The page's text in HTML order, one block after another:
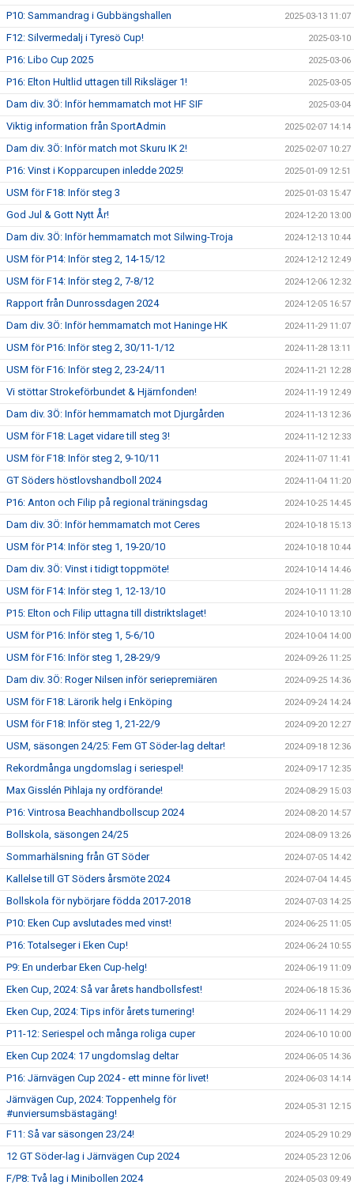
P10: Sammandrag i Gubbängshallen 2025-03-13 11:07
F12: Silvermedalj i Tyresö Cup! 2025-03-10
P16: Libo Cup 2025 2025-03-06
P16: Elton Hultlid uttagen till Riksläger 1! 2025-03-05
Dam div. 3Ö: Inför hemmamatch mot HF SIF 2025-03-04
Viktig information från SportAdmin 2025-02-07 14:14
Dam div. 3Ö: Inför match mot Skuru IK 2! 2025-02-07 10:27
P16: Vinst i Kopparcupen inledde 2025! 2025-01-09 12:51
USM för F18: Inför steg 3 2025-01-03 15:47
God Jul & Gott Nytt År! 2024-12-20 13:00
Dam div. 3Ö: Inför hemmamatch mot Silwing-Troja 2024-12-13 10:44
USM för P14: Inför steg 2, 14-15/12 2024-12-12 12:49
USM för F14: Inför steg 2, 7-8/12 2024-12-06 12:32
Rapport från Dunrossdagen 2024 2024-12-05 16:57
Dam div. 3Ö: Inför hemmamatch mot Haninge HK 2024-11-29 11:07
USM för P16: Inför steg 2, 30/11-1/12 2024-11-28 13:11
USM för F16: Inför steg 2, 23-24/11 2024-11-21 12:28
Vi stöttar Strokeförbundet & Hjärnfonden! 2024-11-19 12:49
Dam div. 3Ö: Inför hemmamatch mot Djurgården 2024-11-13 12:36
USM för F18: Laget vidare till steg 3! 2024-11-12 12:33
USM för F18: Inför steg 2, 9-10/11 2024-11-07 11:41
GT Söders höstlovshandboll 2024 2024-11-04 11:20
P16: Anton och Filip på regional träningsdag 2024-10-25 14:45
Dam div. 3Ö: Inför hemmamatch mot Ceres 2024-10-18 15:13
USM för P14: Inför steg 1, 19-20/10 2024-10-18 10:44
Dam div. 3Ö: Vinst i tidigt toppmöte! 2024-10-14 14:46
USM för F14: Inför steg 1, 12-13/10 2024-10-11 11:28
P15: Elton och Filip uttagna till distriktslaget! 2024-10-10 13:10
USM för P16: Inför steg 1, 5-6/10 2024-10-04 14:00
USM för F16: Inför steg 1, 28-29/9 2024-09-26 11:25
Dam div. 3Ö: Roger Nilsen inför seriepremiären 2024-09-25 14:36
USM för F18: Lärorik helg i Enköping 2024-09-24 14:24
USM för F18: Inför steg 1, 21-22/9 2024-09-20 12:27
USM, säsongen 24/25: Fem GT Söder-lag deltar! 2024-09-18 12:36
Rekordmånga ungdomslag i seriespel! 2024-09-17 12:35
Max Gisslén Pihlaja ny ordförande! 2024-08-29 15:03
P16: Vintrosa Beachhandbollscup 2024 2024-08-20 14:57
Bollskola, säsongen 24/25 2024-08-09 13:26
Sommarhälsning från GT Söder 2024-07-05 14:42
Kallelse till GT Söders årsmöte 2024 2024-07-04 14:45
Bollskola för nybörjare födda 2017-2018 2024-07-03 14:25
P10: Eken Cup avslutades med vinst! 2024-06-25 11:05
P16: Totalseger i Eken Cup! 2024-06-24 10:55
P9: En underbar Eken Cup-helg! 2024-06-19 11:09
Eken Cup, 2024: Så var årets handbollsfest! 2024-06-18 15:36
Eken Cup, 2024: Tips inför årets turnering! 2024-06-11 14:29
P11-12: Seriespel och många roliga cuper 2024-06-10 10:00
Eken Cup 2024: 17 ungdomslag deltar 2024-06-05 14:36
P16: Järnvägen Cup 2024 - ett minne för livet! 2024-06-03 14:14
Järnvägen Cup, 2024: Toppenhelg för
#unviersumsbästagäng!
2024-05-31 12:15
F11: Så var säsongen 23/24! 2024-05-29 10:29
12 GT Söder-lag i Järnvägen Cup 2024 2024-05-23 12:06
F/P8: Två lag i Minibollen 2024 2024-05-03 09:49